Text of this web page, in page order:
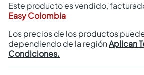
Este producto es vendido,
Easy Colombia
Los precios de los productos
dependiendo de la regiónAplican
Condiciones.